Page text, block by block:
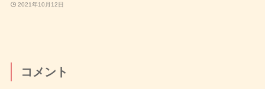
2021年10月12日
コメント